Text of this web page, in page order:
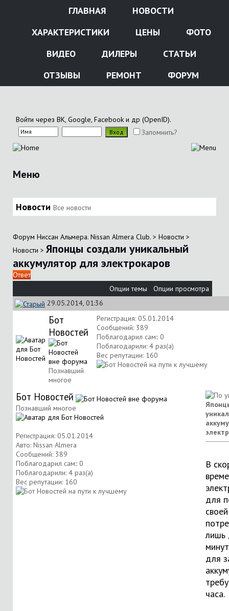
ГЛАВНАЯ
НОВОСТИ
ХАРАКТЕРИСТИКИ
ЦЕНЫ
ФОТО
ВИДЕО
ДИЛЕРЫ
СТАТЬИ
ОТЗЫВЫ
РЕМОНТ ФОРУМ
Войти через ВК, Google, Facebook и др (OpenID).
Запомнить?
Меню
Новости Все новости
Форум Ниссан Альмера. Nissan Almera Club. > Новости >
Новости > Японцы создали уникальный
аккумулятор для электрокаров
Ответ
Опции темы
Опции просмотра
29.05.2014, 01:36
Бот
Новостей
Познавший
многое
Регистрация: 05.01.2014
Сообщений: 389
Поблагодарил сам:: 0
Поблагодарили: 4 раз(а)
Вес репутации: 160
Бот Новостей
Познавший многое
Регистрация: 05.01.2014
Авто: Nissan Almera
Сообщений: 389
Поблагодарил сам:: 0
Поблагодарили: 4 раз(а)
Вес репутации: 160
В
для
лишь
для
часа.